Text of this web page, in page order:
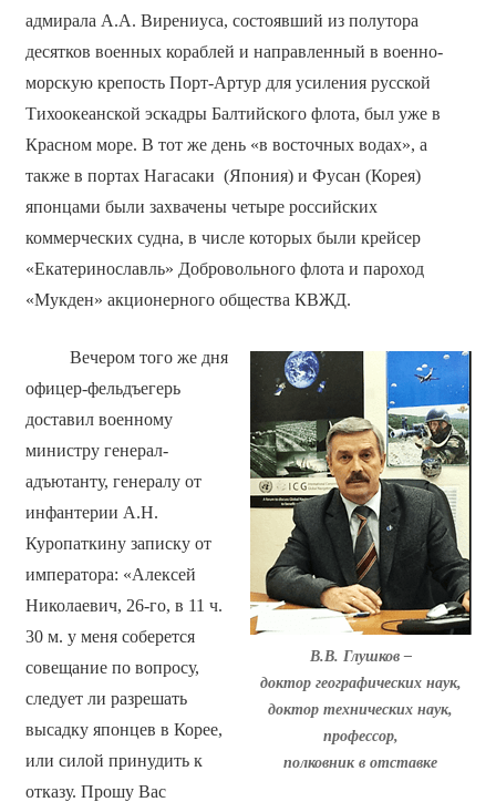
адмирала А.А. Вирениуса, состоявший из полутора
десятков военных кораблей и направленный в военно-
морскую крепость Порт-Артур для усиления русской
Тихоокеанской эскадры Балтийского флота, был уже в
Красном море. В тот же день «в восточных водах», а
также в портах Нагасаки (Япония) и Фусан (Корея)
японцами были захвачены четыре российских
коммерческих судна, в числе которых были крейсер
«Екатеринославль» Добровольного флота и пароход
«Мукден» акционерного общества КВЖД.
В.В. Глушков –
доктор географических наук,
доктор технических наук,
профессор,
полковник в отставке
Вечером того же дня
офицер-фельдъегерь
доставил военному
министру генерал-
адъютанту, генералу от
инфантерии А.Н.
Куропаткину записку от
императора: «Алексей
Николаевич, 26-го, в 11 ч.
30 м. у меня соберется
совещание по вопросу,
следует ли разрешать
высадку японцев в Корее,
или силой принудить к
отказу. Прошу Вас